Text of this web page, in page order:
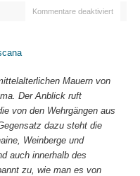
Kommentare deaktiviert
Mauern von
Der Anblick ruft
von den Wehrgängen aus
dazu steht die
Weinberge und
auch innerhalb des
zu, wie man es von